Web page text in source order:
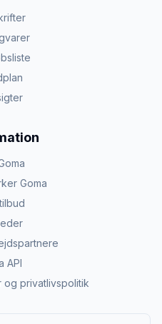
Goma
API
og privatlivspolitik